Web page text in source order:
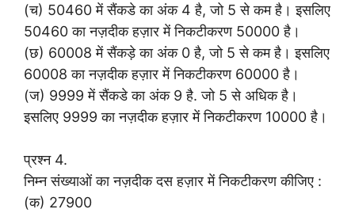
(च) 50460 में सैंकडे का अंक 4 है, जो 5 से कम है। इसलिए
50460 का नज़दीक हज़ार में निकटीकरण 50000 है।
(छ) 60008 में सैंकड़े का अंक 0 है, जो 5 से कम है। इसलिए
60008 का नज़दीक हज़ार में निकटीकरण 60000 है।
(ज) 9999 में सैंकडे का अंक 9 है. जो 5 से अधिक है।
इसलिए 9999 का नज़दीक हज़ार में निकटीकरण 10000 है।
प्रश्न 4.
निम्न संख्याओं का नज़दीक दस हज़ार में निकटीकरण कीजिए :
(क) 27900